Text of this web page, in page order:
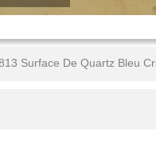
Surface De Quartz Bleu